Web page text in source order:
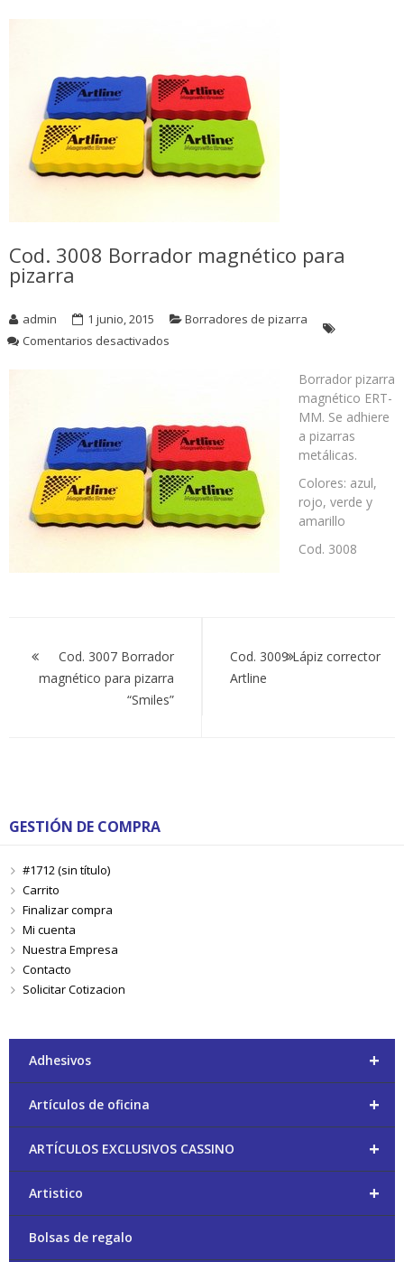
Cod. 3008 Borrador magnético para
pizarra
admin 1 junio, 2015
Borradores de pizarra
Comentarios desactivados
para
pizarra
Borrador pizarra
magnético ERT-
MM. Se adhiere
a pizarras
metálicas.
Colores: azul,
rojo, verde y
amarillo
Cod. 3008
de
entradas
Cod. 3007 Borrador
magnético para pizarra
“Smiles”
Cod. 3009 Lápiz corrector
Artline
GESTIÓN DE COMPRA
#1712 (sin título)
Carrito
Finalizar compra
Mi cuenta
Nuestra Empresa
Contacto
Solicitar Cotizacion
+
Adhesivos
+
Artículos de oficina
+
ARTÍCULOS EXCLUSIVOS CASSINO
+
Artistico
Bolsas de regalo